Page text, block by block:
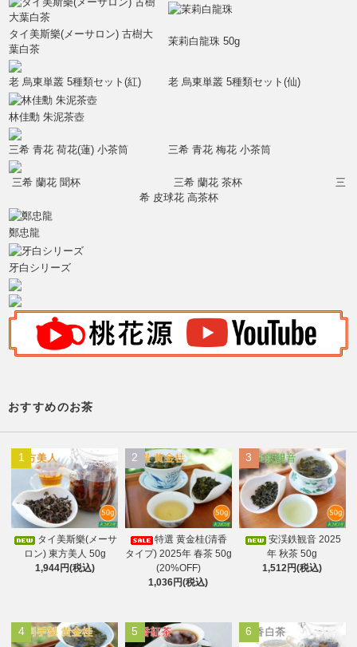
2026/04/30新商品
タイ烏龍茶 美斯樂(メーサロン)濃香烏龍 業務用 300g
2026/01/18
安渓鉄観音 2025年 秋茶 50g
2026/01/18新商品
安渓鉄観音 2025年 秋茶 業務用300g
2026/01/18新商品
茉莉白龍珠 50g
2026/01/18新商品
茉莉白龍珠 業務用300g
タイ美斯樂(メーサロン) 古樹大
葉白茶
茉莉白龍珠 50g
老 烏東単叢 5種類セット(紅) 老 烏東単叢 5種類セット(仙)
林佳勳 朱泥茶壺
三希 青花 荷花(蓮) 小茶筒 三希 青花 梅花 小茶筒
三希 蘭花 聞杯 三希 蘭花 茶杯
三
希 皮球花 高茶杯
鄭忠龍
牙白シリーズ
おすすめのお茶
1
タイ美斯樂(メーサ
ロン) 東方美人 50g
1,944円(税込)
2
特選 黄金桂(清香
タイプ) 2025年 春茶 50g
(20%OFF)
1,036円(税込)
3
安渓鉄観音 2025
年 秋茶 50g
1,512円(税込)
4 5 6